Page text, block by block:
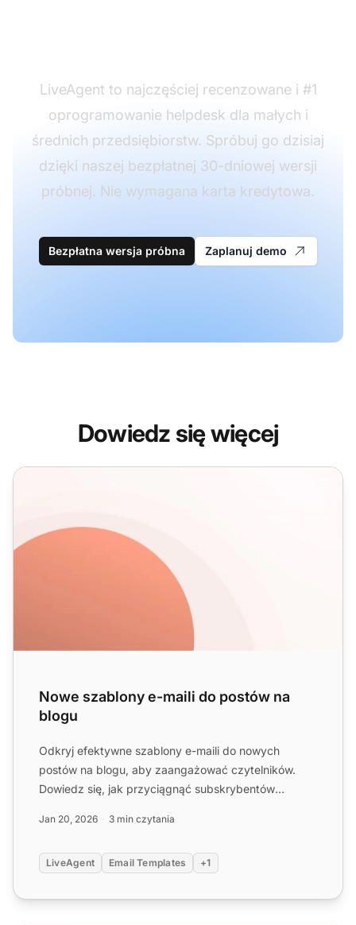
LiveAgent to najczęściej recenzowane i #1
oprogramowanie helpdesk dla małych i
średnich przedsiębiorstw. Spróbuj go dzisiaj
dzięki naszej bezpłatnej 30-dniowej wersji
próbnej. Nie wymagana karta kredytowa.
Bezpłatna wersja próbna Zaplanuj demo
Dowiedz się więcej
Nowe szablony e-maili do postów na blogu
Nowe szablony e-maili do postów na
blogu
Odkryj efektywne szablony e-maili do nowych
postów na blogu, aby zaangażować czytelników.
Dowiedz się, jak przyciągnąć subskrybentów
Jan 20, 2026 3 min czytania
LiveAgent Email Templates +1